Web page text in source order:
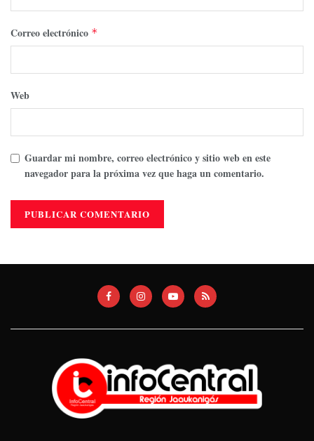
Correo electrónico *
Web
Guardar mi nombre, correo electrónico y sitio web en este
navegador para la próxima vez que haga un comentario.